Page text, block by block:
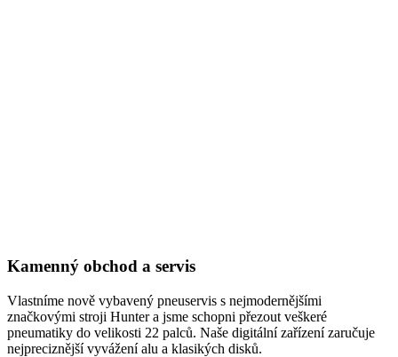
Kamenný obchod a servis
Vlastníme nově vybavený pneuservis s nejmodernějšími
značkovými stroji Hunter a jsme schopni přezout veškeré
pneumatiky do velikosti 22 palců. Naše digitální zařízení zaručuje
nejpreciznější vyvážení alu a klasikých disků.